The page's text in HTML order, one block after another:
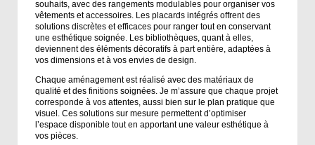
souhaits, avec des rangements modulables pour organiser vos
vêtements et accessoires. Les placards intégrés offrent des
solutions discrètes et efficaces pour ranger tout en conservant
une esthétique soignée. Les bibliothèques, quant à elles,
deviennent des éléments décoratifs à part entière, adaptées à
vos dimensions et à vos envies de design.
Chaque aménagement est réalisé avec des matériaux de
qualité et des finitions soignées. Je m’assure que chaque projet
corresponde à vos attentes, aussi bien sur le plan pratique que
visuel. Ces solutions sur mesure permettent d’optimiser
l’espace disponible tout en apportant une valeur esthétique à
vos pièces.